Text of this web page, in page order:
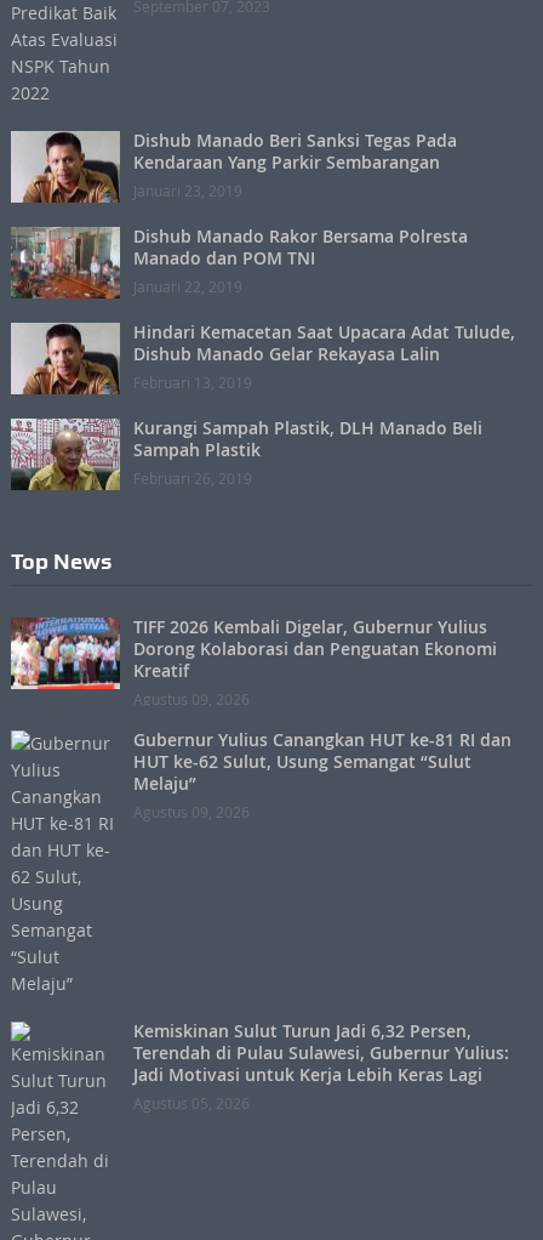
September 07, 2023
Dishub Manado Beri Sanksi Tegas Pada
Kendaraan Yang Parkir Sembarangan
Januari 23, 2019
Dishub Manado Rakor Bersama Polresta
Manado dan POM TNI
Januari 22, 2019
Hindari Kemacetan Saat Upacara Adat Tulude,
Dishub Manado Gelar Rekayasa Lalin
Februari 13, 2019
Kurangi Sampah Plastik, DLH Manado Beli
Sampah Plastik
Februari 26, 2019
Top News
TIFF 2026 Kembali Digelar, Gubernur Yulius
Dorong Kolaborasi dan Penguatan Ekonomi
Kreatif
Agustus 09, 2026
Gubernur Yulius Canangkan HUT ke-81 RI dan
HUT ke-62 Sulut, Usung Semangat “Sulut
Melaju”
Agustus 09, 2026
Kemiskinan Sulut Turun Jadi 6,32 Persen,
Terendah di Pulau Sulawesi, Gubernur Yulius:
Jadi Motivasi untuk Kerja Lebih Keras Lagi
Agustus 05, 2026